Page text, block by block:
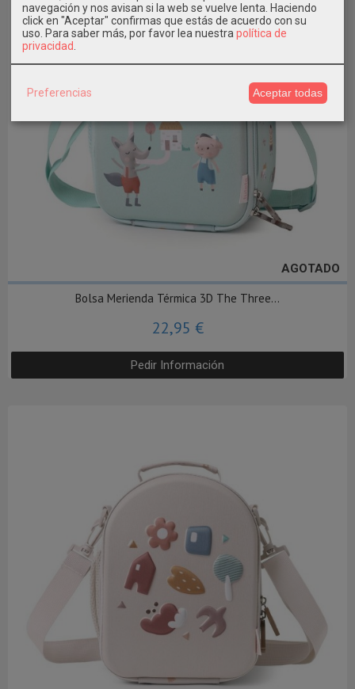
AGOTADO
Bolsa Merienda Térmica 3D The Three...
22,95 €
Pedir Información
navegación y nos avisan si la web se vuelve lenta. Haciendo
click en "Aceptar" confirmas que estás de acuerdo con su
uso. Para saber más, por favor lea nuestra política de
privacidad
Preferencias Aceptar todas